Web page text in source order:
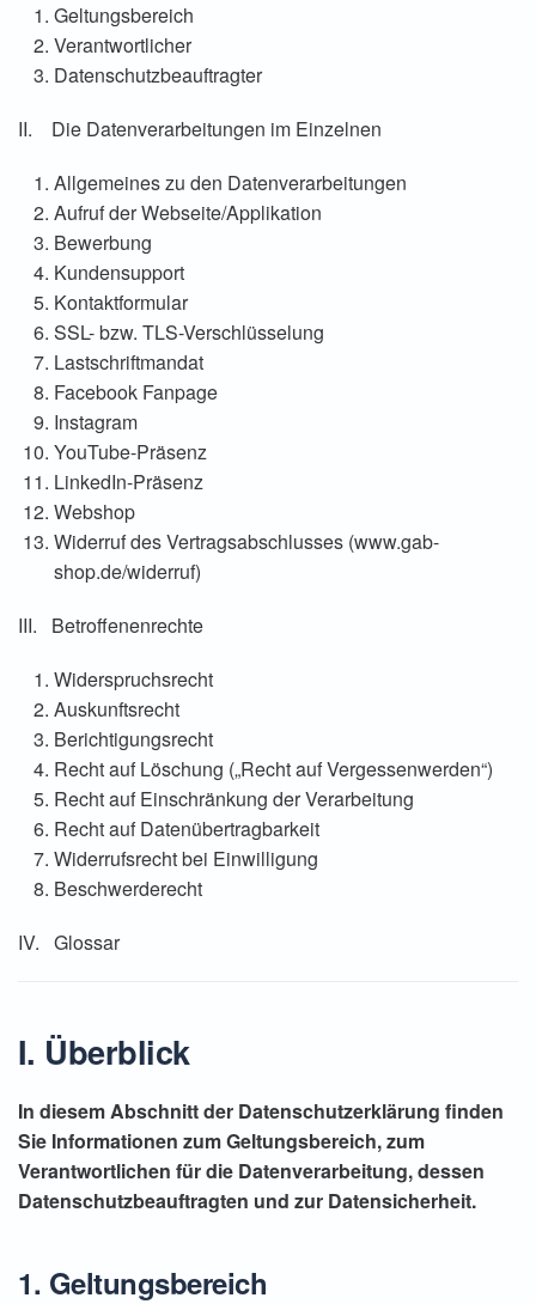
Geltungsbereich
Verantwortlicher
Datenschutzbeauftragter
II. Die Datenverarbeitungen im Einzelnen
Allgemeines zu den Datenverarbeitungen
Aufruf der Webseite/Applikation
Bewerbung
Kundensupport
Kontaktformular
SSL- bzw. TLS-Verschlüsselung
Lastschriftmandat
Facebook Fanpage
Instagram
YouTube-Präsenz
LinkedIn-Präsenz
Webshop
Widerruf des Vertragsabschlusses (www.gab-
shop.de/widerruf)
III. Betroffenenrechte
Widerspruchsrecht
Auskunftsrecht
Berichtigungsrecht
Recht auf Löschung („Recht auf Vergessenwerden“)
Recht auf Einschränkung der Verarbeitung
Recht auf Datenübertragbarkeit
Widerrufsrecht bei Einwilligung
Beschwerderecht
IV. Glossar
I. Überblick
In diesem Abschnitt der Datenschutzerklärung finden
Sie Informationen zum Geltungsbereich, zum
Verantwortlichen für die Datenverarbeitung, dessen
Datenschutzbeauftragten und zur Datensicherheit.
1. Geltungsbereich